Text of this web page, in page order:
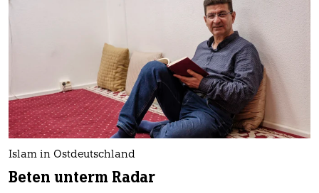
Islam in Ostdeutschland
Beten unterm Radar